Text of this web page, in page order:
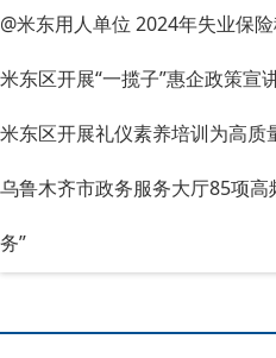
@米东用人单位 2024年失业保
米东区开展“一揽子”惠企政策宣
米东区开展礼仪素养培训为高质
乌鲁木齐市政务服务大厅85项
务”